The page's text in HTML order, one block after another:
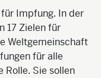
Impfung. In der
17 Zielen für
Weltgemeinschaft
für alle
Rolle. Sie sollen